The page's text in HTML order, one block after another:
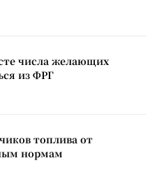
числа желающих
из ФРГ
топлива от
нормам